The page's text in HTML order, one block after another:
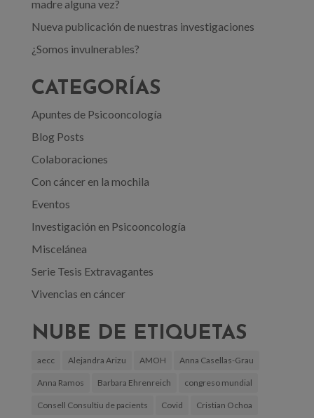
madre alguna vez?
Nueva publicación de nuestras investigaciones
¿Somos invulnerables?
CATEGORÍAS
Apuntes de Psicooncología
Blog Posts
Colaboraciones
Con cáncer en la mochila
Eventos
Investigación en Psicooncología
Miscelánea
Serie Tesis Extravagantes
Vivencias en cáncer
NUBE DE ETIQUETAS
aecc Alejandra Arizu AMOH Anna Casellas-Grau
Anna Ramos Barbara Ehrenreich congreso mundial
Consell Consultiu de pacients Covid Cristian Ochoa